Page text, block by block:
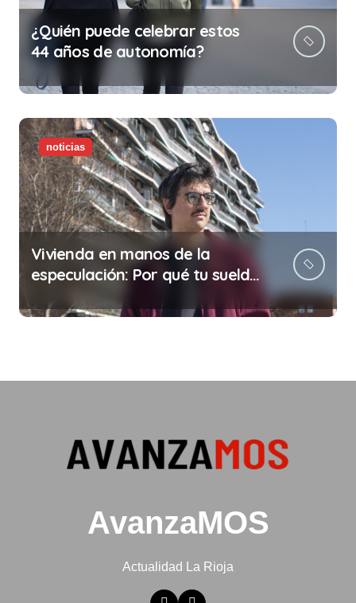
¿Quién puede celebrar estos
44 años de autonomía?
noticias
Vivienda en manos de la
especulación: Por qué tu sueldo
AvanzaMOS
Actualidad La Rioja